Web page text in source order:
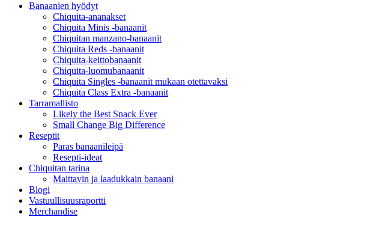
Banaanien hyödyt
Chiquita-ananakset
Chiquita Minis -banaanit
Chiquitan manzano-banaanit
Chiquita Reds -banaanit
Chiquita-keittobanaanit
Chiquita-luomubanaanit
Chiquita Singles -banaanit mukaan otettavaksi
Chiquita Class Extra -banaanit
Tarramallisto
Likely the Best Snack Ever
Small Change Big Difference
Reseptit
Paras banaanileipä
Resepti-ideat
Chiquitan tarina
Maittavin ja laadukkain banaani
Blogi
Vastuullisuusraportti
Merchandise